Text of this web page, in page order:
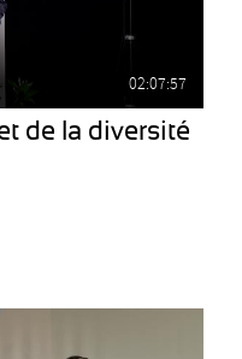
02:07:57
de la diversité